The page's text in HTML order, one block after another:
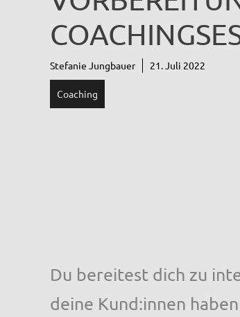
Stefanie Jungbauer 21. Juli 2022
Coaching
Du bereitest dich zu
deine Kund:innen